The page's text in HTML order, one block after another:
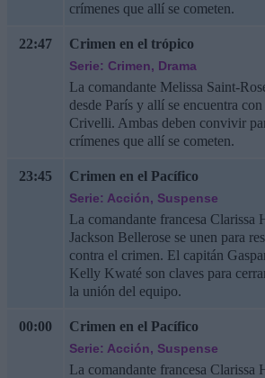
crímenes que allí se cometen.
22:47 Crimen en el trópico
Serie: Crimen, Drama
La comandante Melissa Saint-
desde París y allí se encuentra
Crivelli. Ambas deben convivir
crímenes que allí se cometen.
23:45 Crimen en el Pacífico
Serie: Acción, Suspense
La comandante francesa Clarissa
Jackson Bellerose se unen para
contra el crimen. El capitán
Kelly Kwaté son claves para
la unión del equipo.
00:00 Crimen en el Pacífico
Serie: Acción, Suspense
La comandante francesa Clarissa